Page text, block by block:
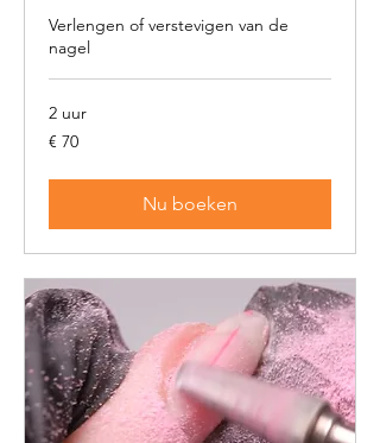
Verlengen of verstevigen van de
nagel
2 uur
70
euro
€ 70
Nu boeken